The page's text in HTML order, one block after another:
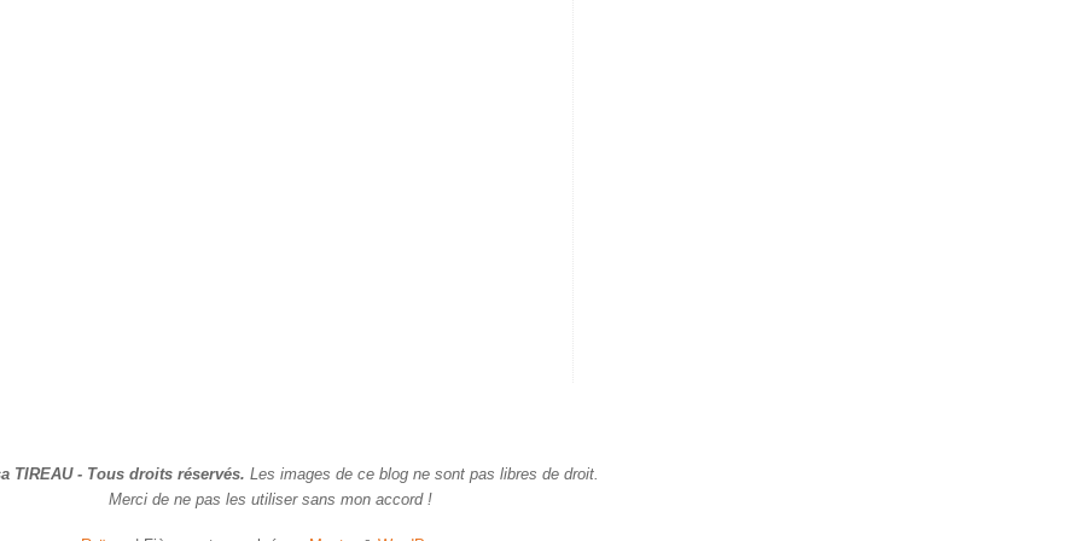
TIREAU - Tous droits réservés. Les images de ce blog ne sont pas libres de droit.
Merci de ne pas les utiliser sans mon accord !